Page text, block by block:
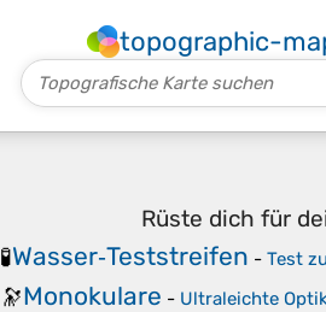
topographic-
Rüste dich für
🧪Wasser‑Teststreifen - Test
🔭Monokulare - Ultraleichte